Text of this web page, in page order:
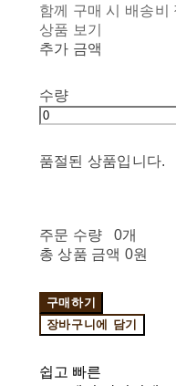
함께 구매 시 배송비
상품 보기
추가 금액
수량
품절된 상품입니다.
주문 수량
0개
총 상품 금액 0원
구매하기
장바구니에 담기
쉽고 빠른